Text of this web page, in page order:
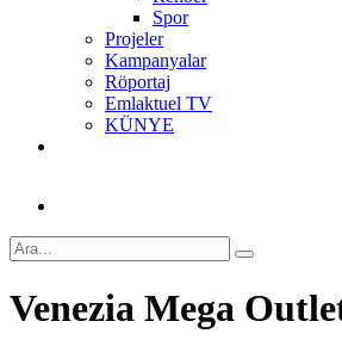
Spor
Projeler
Kampanyalar
Röportaj
Emlaktuel TV
KÜNYE
Venezia Mega